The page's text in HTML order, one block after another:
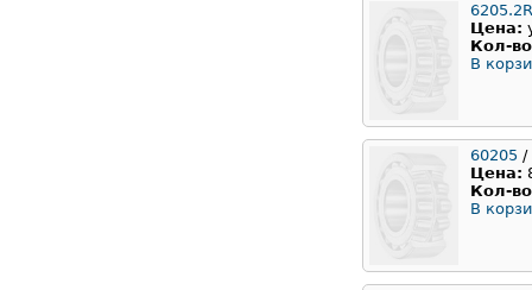
Цена:
Кол-
В
60205 /
Цена:
Кол-
В